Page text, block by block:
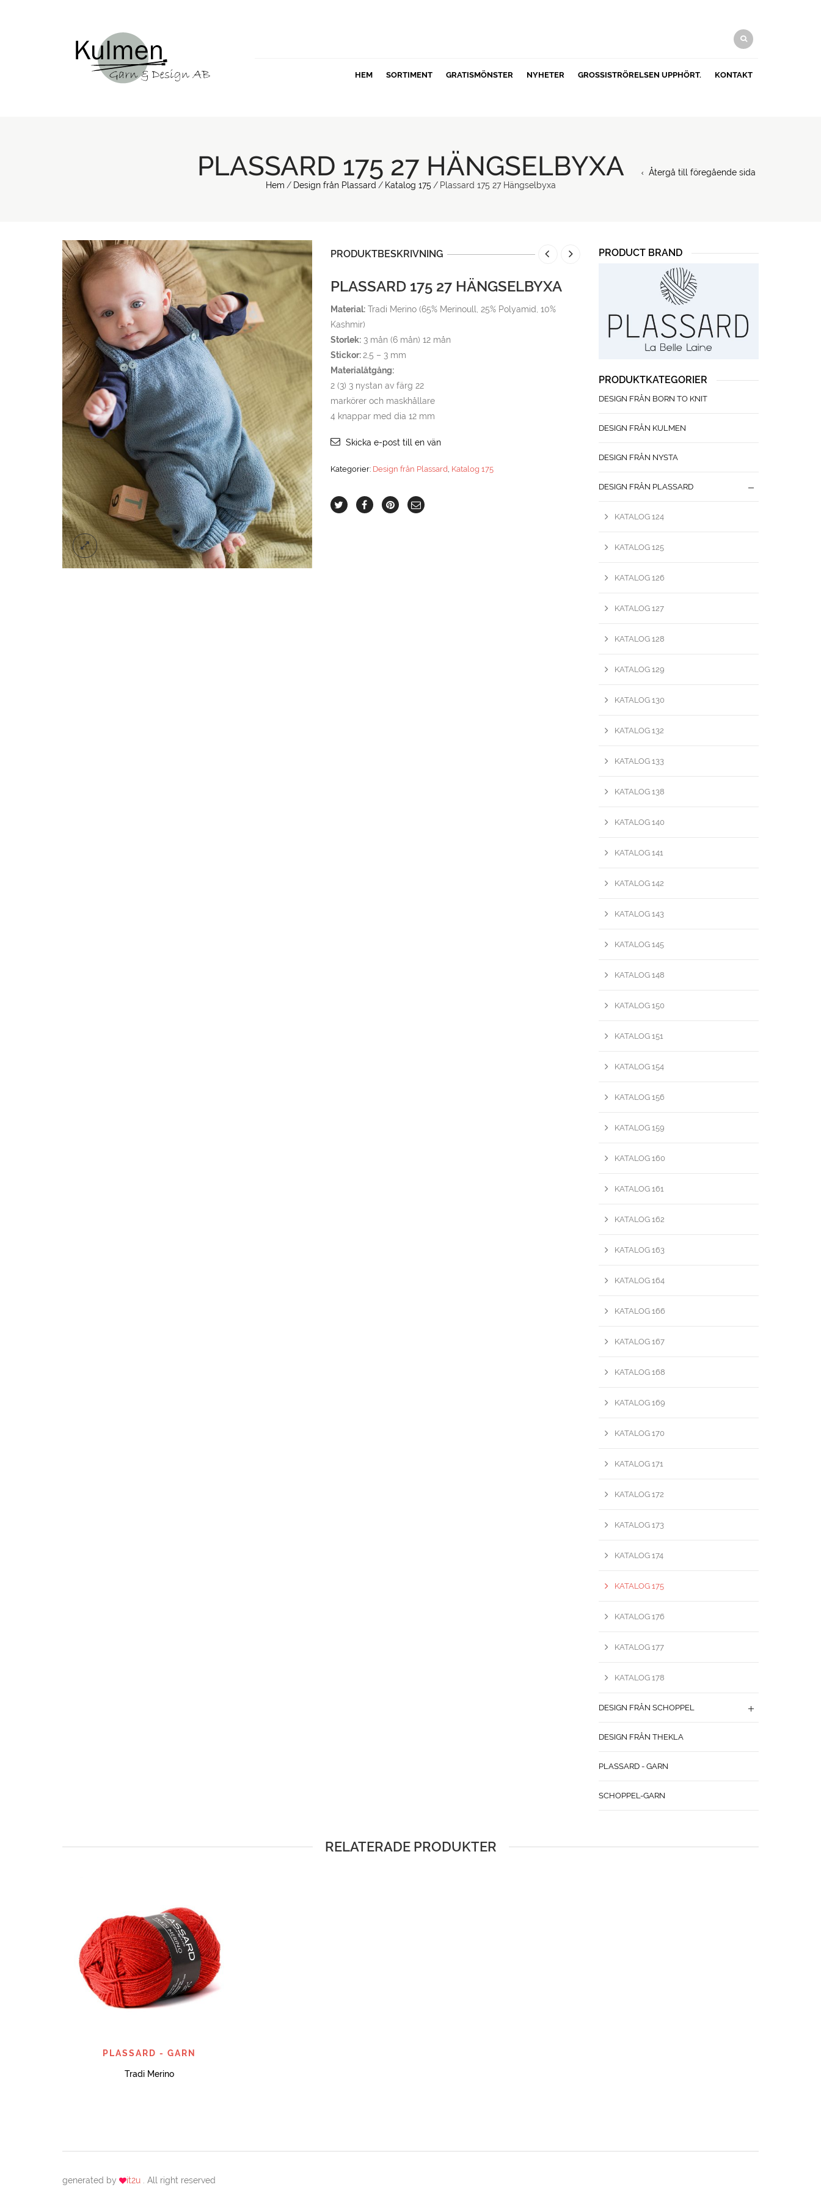
HEM SORTIMENT GRATISMÖNSTER NYHETER GROSSISTRÖRELSEN UPPHÖRT. KONTAKT
PLASSARD 175 27 HÄNGSELBYXA
Hem / Design från Plassard / Katalog 175 / Plassard 175 27 Hängselbyxa
Återgå till föregående sida
PRODUKTBESKRIVNING
PLASSARD 175 27 HÄNGSELBYXA
Material:Tradi Merino (65% Merinoull, 25% Polyamid, 10%
Kashmir)
Storlek:3 mån (6 mån) 12 mån
Stickor: 2,5 – 3 mm
Materialåtgång:
2 (3) 3 nystan av färg 22
markörer och maskhållare
4 knappar med dia 12 mm
Skicka e-post till en vän
Kategorier: Design från Plassard, Katalog 175
PRODUCT BRAND
PRODUKTKATEGORIER
DESIGN FRÅN BORN TO KNIT
DESIGN FRÅN KULMEN
DESIGN FRÅN NYSTA
DESIGN FRÅN PLASSARD
KATALOG 124
KATALOG 125
KATALOG 126
KATALOG 127
KATALOG 128
KATALOG 129
KATALOG 130
KATALOG 132
KATALOG 133
KATALOG 138
KATALOG 140
KATALOG 141
KATALOG 142
KATALOG 143
KATALOG 145
KATALOG 148
KATALOG 150
KATALOG 151
KATALOG 154
KATALOG 156
KATALOG 159
KATALOG 160
KATALOG 161
KATALOG 162
KATALOG 163
KATALOG 164
KATALOG 166
KATALOG 167
KATALOG 168
KATALOG 169
KATALOG 170
KATALOG 171
KATALOG 172
KATALOG 173
KATALOG 174
KATALOG 175
KATALOG 176
KATALOG 177
KATALOG 178
DESIGN FRÅN SCHOPPEL
DESIGN FRÅN THEKLA
PLASSARD - GARN
SCHOPPEL-GARN
RELATERADE PRODUKTER
SNABBTITT
PLASSARD - GARN
Tradi Merino
generated by it2u . All right reserved